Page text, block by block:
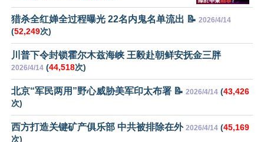
猎杀全红婵全过程曝光 22名内鬼名单流出 📝 2026/4/14
(52,249次)
川普下令封锁霍尔木兹海峡 王毅赴朝鲜安抚金三胖
2026/4/14 (44,518次)
北京“军民两用”野心威胁美军印太布署 📝 2026/4/14 (43,426
次)
西方打造关键矿产俱乐部 中共被排除在外 2026/4/14 (45,169
次)